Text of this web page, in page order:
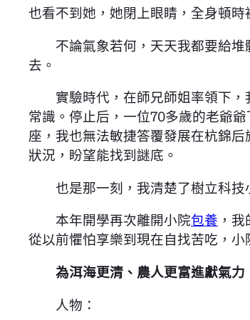
也看不到她，她閉上眼睛，全身頓
不論氣象若何，天天我都要給堆
去。
實驗時代，在師兄師姐率領下，
常識。停止后，一位70多歲的老爺
座，我也無法敏捷答覆發展在杭錦
狀況，盼望能找到謎底。
也是那一刻，我清楚了樹立科技
本年開學再次離開小院包養 ，
從以前懼怕享樂到現在自找苦吃，
為洱海更清、農人更富進獻氣力
人物：